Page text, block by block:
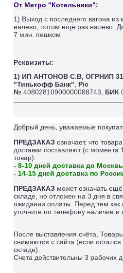
От Метро "Котельники":
1) Выход с последнего вагона из
налево, потом ещё раз налево.
7 мин. пешком
Реквизиты:
1) ИП АНТОНОВ С.В, ОГРНИП
"Тинькофф Банк"
Р/с
№ 40802810900000088743, БИК
Добрый день, уважаемые
ПРЕДЗАКАЗ означает, что
доставки составляют (с момента
товар):
- 8-10 дней доставка до
- 14-15 дней доставка по
ПРЕДЗАКАЗ может означать
складе, но отложен на 3 дня в
ожидании оплаты. Перед тем как
уточните по телефону наличие и
После выставления счёта,
снимаются с сайта (если
складе).
Счета действительны 3 рабочих